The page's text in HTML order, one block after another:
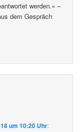
werden.« –
dem Gespräch
um 10:20 Uhr: